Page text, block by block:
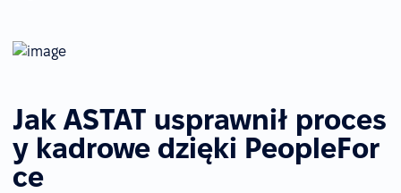
Jak ASTAT usprawnił proces
y kadrowe dzięki PeopleFor
ce